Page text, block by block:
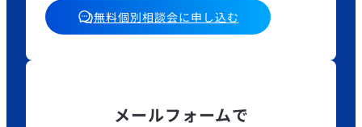
無料個別相談会に申し込む
メールフォームで